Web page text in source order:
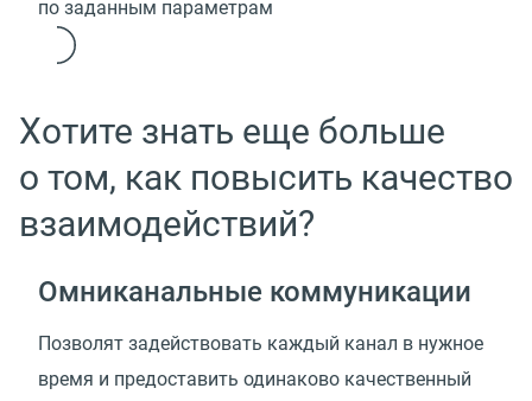
по заданным параметрам
Хотите знать еще больше
о том, как повысить качество
взаимодействий?
Омниканальные коммуникации
Позволят задействовать каждый канал в нужное
время и предоставить одинаково качественный